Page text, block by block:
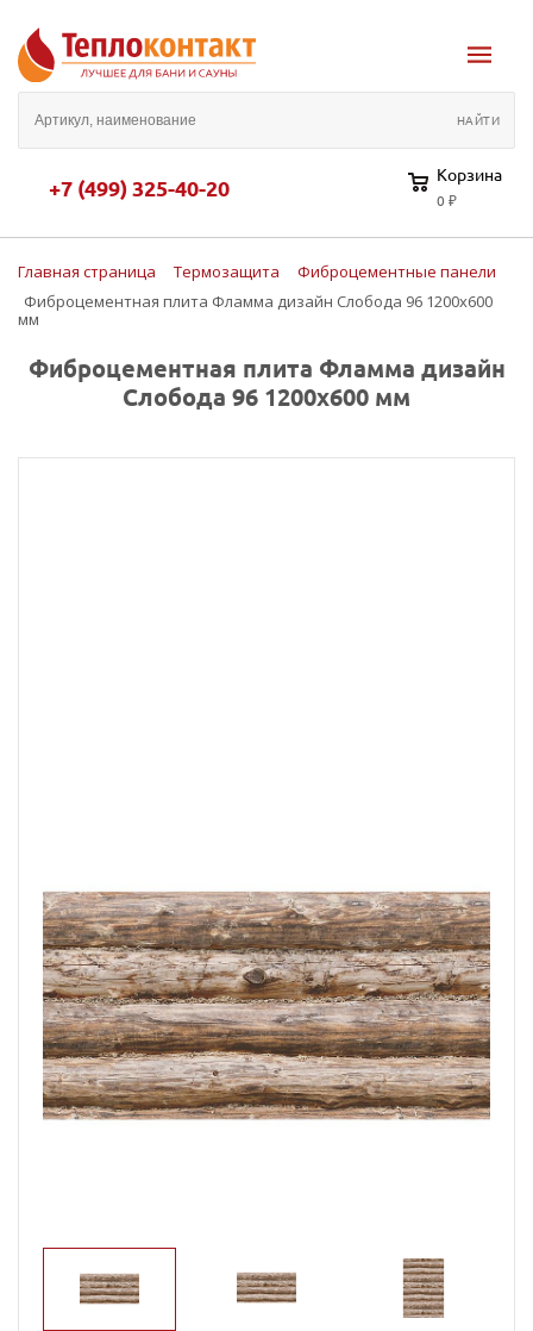
+7 (499) 325-40-20 Корзина
0 ₽
Главная страница Термозащита
Фиброцементные панели
Фиброцементная плита Фламма дизайн Слобода 96 1200х600
мм
Фиброцементная плита Фламма дизайн
Слобода 96 1200х600 мм